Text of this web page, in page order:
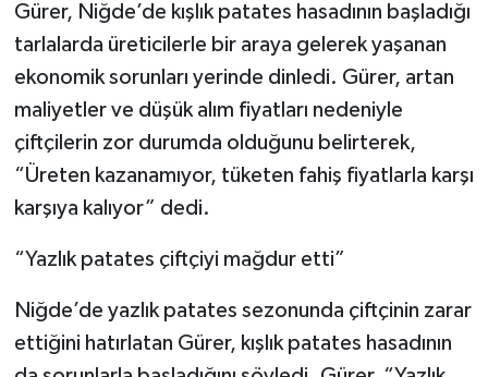
Gürer, Niğde’de kışlık patates hasadının başladığı
tarlalarda üreticilerle bir araya gelerek yaşanan
ekonomik sorunları yerinde dinledi. Gürer, artan
maliyetler ve düşük alım fiyatları nedeniyle
çiftçilerin zor durumda olduğunu belirterek,
“Üreten kazanamıyor, tüketen fahiş fiyatlarla karşı
karşıya kalıyor” dedi.
“Yazlık patates çiftçiyi mağdur etti”
Niğde’de yazlık patates sezonunda çiftçinin zarar
ettiğini hatırlatan Gürer, kışlık patates hasadının